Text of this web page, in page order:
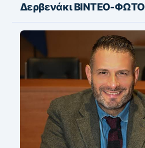
Δερβενάκι ΒΙΝΤΕΟ-ΦΩΤΟ